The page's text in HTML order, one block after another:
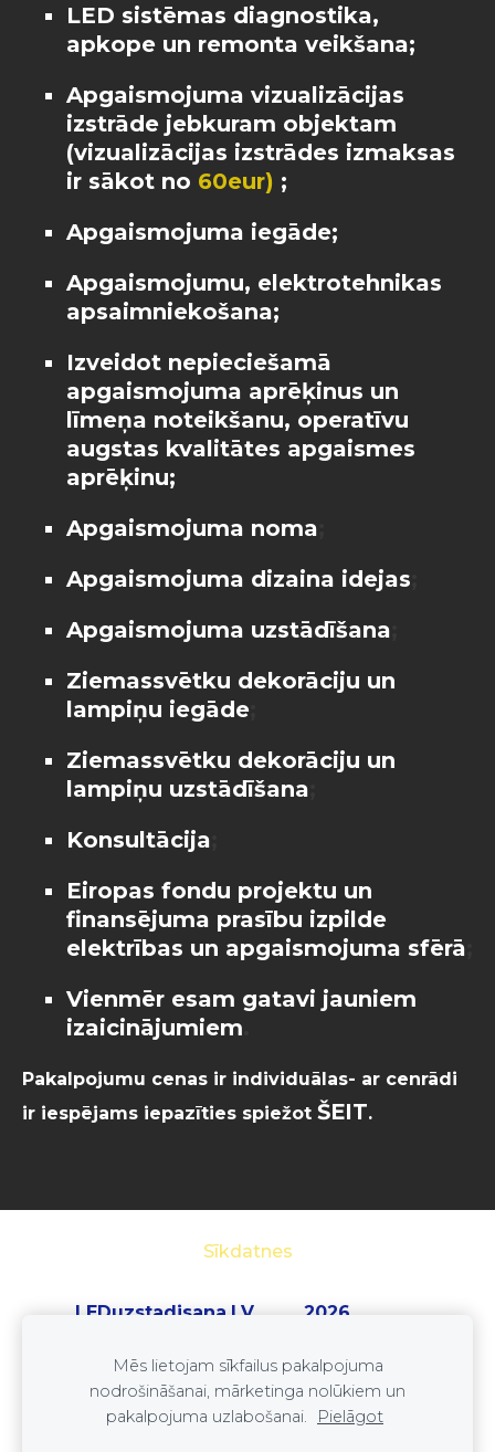
LED sistēmas diagnostika,
apkope un remonta veikšana;
Apgaismojuma vizualizācijas
izstrāde jebkuram objektam
(vizualizācijas izstrādes izmaksas
ir sākot no 60eur) ;
Apgaismojuma iegāde;
Apgaismojumu, elektrotehnikas
apsaimniekošana;
Izveidot nepieciešamā
apgaismojuma aprēķinus un
līmeņa noteikšanu, operatīvu
augstas kvalitātes apgaismes
aprēķinu;
Apgaismojuma noma
Apgaismojuma dizaina idejas
Apgaismojuma uzstādīšana
Ziemassvētku dekorāciju un
lampiņu iegāde
Ziemassvētku dekorāciju un
lampiņu uzstādīšana
Konsultācija
Eiropas fondu projektu un
finansējuma prasību izpilde
elektrības un apgaismojuma sfērā
Vienmēr esam gatavi jauniem
izaicinājumiem
Pakalpojumu cenas ir individuālas- ar cenrādi
ir iespējams iepazīties spiežot ŠEIT.
Sīkdatnes
LEDuzstadisana.LV 2026
reģ. nr. 41203073845
Tel: +37125333352
E-pasts:
leduzstadisana@gmail.com
Mēs lietojam sīkfailus pakalpojuma
nodrošināšanai, mārketinga nolūkiem un
pakalpojuma uzlabošanai.
Pielāgot